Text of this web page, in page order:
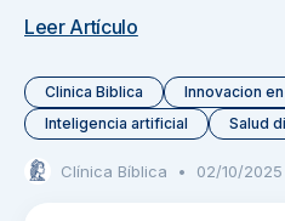
Centros de Excelencia
Servicios
Información para el
Sobre nosotros
Investigación,
Leer Artículo
Clinica Biblica
Innovacion
Inteligencia artificial
Salud
Clínica Bíblica • 02/10/2025